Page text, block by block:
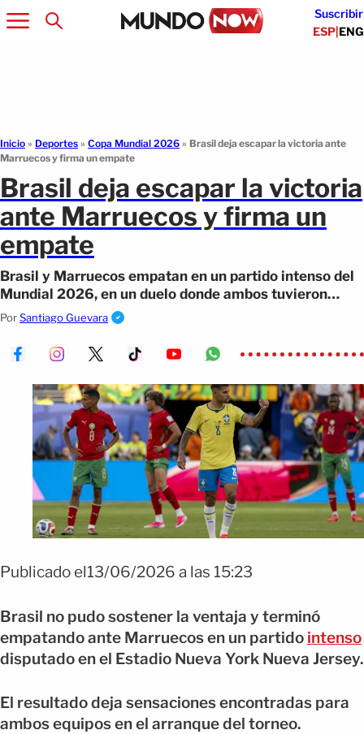
Suscribir
ESP|ENG
Inicio » Deportes » Copa Mundial 2026 » Brasil deja escapar la victoria ante
Marruecos y firma un empate
Brasil deja escapar la victoria
ante Marruecos y firma un
empate
Brasil y Marruecos empatan en un partido intenso del
Mundial 2026, en un duelo donde ambos tuvieron
opciones pero ninguno logró definir.
PorSantiago Guevara
Publicado el13/06/2026 a las 15:23
Brasil no pudo sostener la ventaja y terminó
empatando ante Marruecos en un partido intenso
disputado en el Estadio Nueva York Nueva Jersey.
El resultado deja sensaciones encontradas para
ambos equipos en el arranque del torneo.